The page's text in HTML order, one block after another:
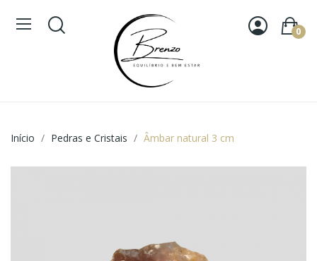
0
Início Pedras e Cristais Âmbar natural 3 cm